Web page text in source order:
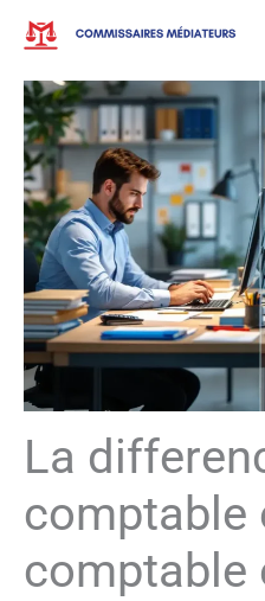
Aller
contenu
La
comptable
comptable